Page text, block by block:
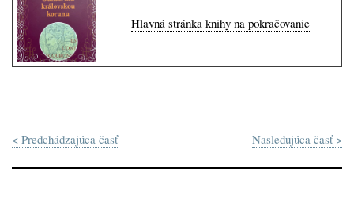
Hlavná stránka knihy na pokračovanie
< Predchádzajúca časť Nasledujúca časť >